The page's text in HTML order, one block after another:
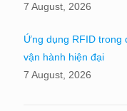
7 August, 2026
Ứng dụng RFID trong
vận hành hiện đại
7 August, 2026